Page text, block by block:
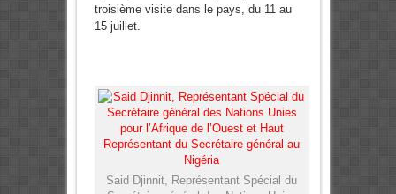
troisième visite dans le pays, du 11 au
15 juillet.
Said Djinnit, Représentant Spécial du